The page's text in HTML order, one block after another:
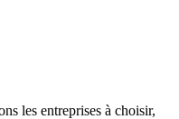
les entreprises à choisir,